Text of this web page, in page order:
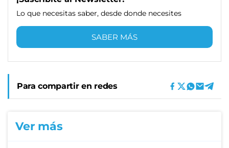
Lo que necesitas saber, desde donde necesites
SABER MÁS
Para compartir en redes
Ver más